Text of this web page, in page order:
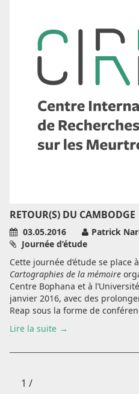
RETOUR(S) DU CAMBODGE
03.05.2016
Patrick
Journée d’étude
Cette journée d’étude se place
Cartographies de la mémoire
Centre Bophana et à
janvier 2016, avec des
Reap sous la forme de
Lire la suite
1 /